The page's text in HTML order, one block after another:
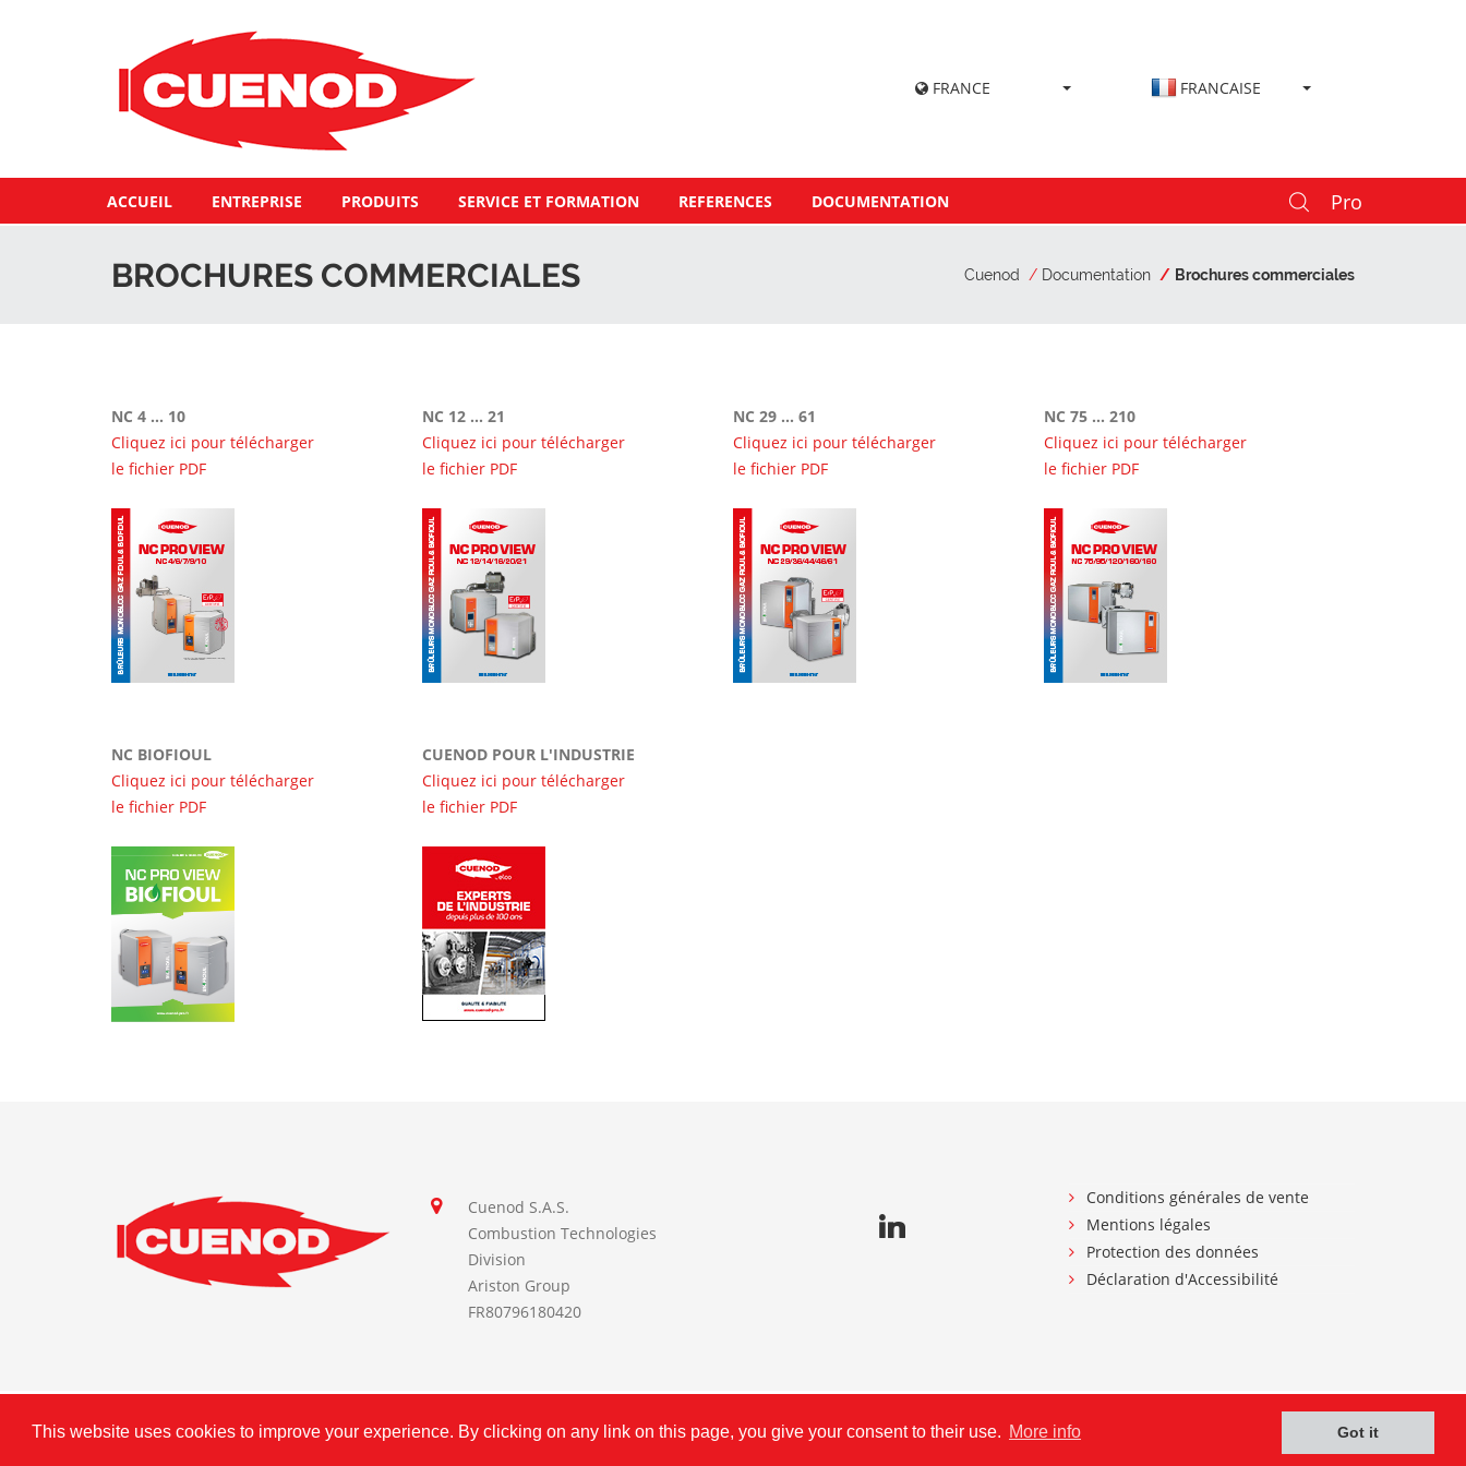
This website uses cookies to improve your experience. By clicking on any link on this page, you give your consent to their use. More info Got it
FRANCE FRANCAISE
ACCUEIL ENTREPRISE PRODUITS SERVICE ET FORMATION REFERENCES DOCUMENTATION Pro
BROCHURES COMMERCIALES Cuenod Documentation Brochures commerciales
NC 4 ... 10
Cliquez ici pour télécharger
le fichier PDF
NC 12 ... 21
Cliquez ici pour télécharger
le fichier PDF
NC 29 ... 61
Cliquez ici pour télécharger
le fichier PDF
NC 75 ... 210
Cliquez ici pour télécharger
le fichier PDF
NC BIOFIOUL
Cliquez ici pour télécharger
le fichier PDF
CUENOD POUR L'INDUSTRIE
Cliquez ici pour télécharger
le fichier PDF
Cuenod S.A.S.
Combustion Technologies
Division
Ariston Group
FR80796180420
Conditions générales de vente
Mentions légales
Protection des données
Déclaration d'Accessibilité
©CUENOD2026 | FR80796180420 | Created with byProcne